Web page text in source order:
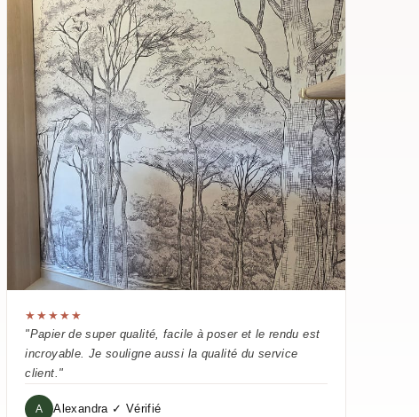
★★★★★
"Papier de super qualité, facile à poser et le rendu est
incroyable. Je souligne aussi la qualité du service
client."
A Alexandra ✓ Vérifié